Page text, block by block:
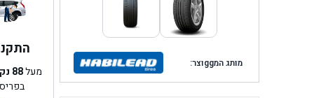
מותג המggוצר:
מעל88